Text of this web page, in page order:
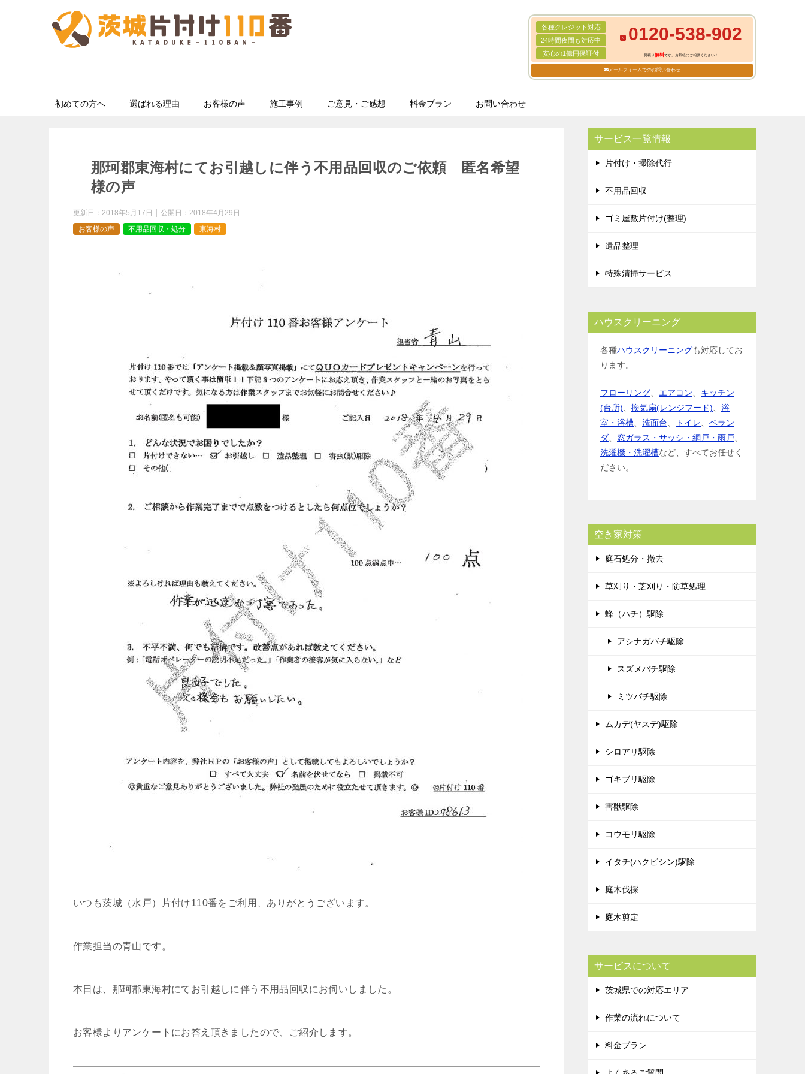
各種クレジット対応
24時間夜間も対応中
安心の1億円保証付
0120-538-902
見積り無料です。お気軽にご相談ください！
メールフォームでのお問い合わせ
初めての方へ 選ばれる理由 お客様の声 施工事例 ご意見・ご感想 料金プラン お問い合わせ
那珂郡東海村にてお引越しに伴う不用品回収のご依頼 匿名希望
様の声
更新日： 2018年5月17日 公開日： 2018年4月29日
お客様の声
不用品回収・処分 東海村
いつも茨城（水戸）片付け110番をご利用、ありがとうございます。
作業担当の青山です。
本日は、那珂郡東海村にてお引越しに伴う不用品回収にお伺いしました。
お客様よりアンケートにお答え頂きましたので、ご紹介します。
サービス一覧情報
片付け・掃除代行
不用品回収
ゴミ屋敷片付け(整理)
遺品整理
特殊清掃サービス
ハウスクリーニング
各種ハウスクリーニングも対応してお
ります。
フローリング エアコン
キッチン
(台所)
換気扇(レンジフード)
浴
室・浴槽
洗面台 トイレ
ベラン
ダ
窓ガラス・サッシ・網戸・雨戸
洗濯機・洗濯槽など、すべてお任せく
ださい。
空き家対策
庭石処分・撤去
草刈り・芝刈り・防草処理
蜂（ハチ）駆除
アシナガバチ駆除
スズメバチ駆除
ミツバチ駆除
ムカデ(ヤスデ)駆除
シロアリ駆除
ゴキブリ駆除
害獣駆除
コウモリ駆除
イタチ(ハクビシン)駆除
庭木伐採
庭木剪定
サービスについて
茨城県での対応エリア
作業の流れについて
料金プラン